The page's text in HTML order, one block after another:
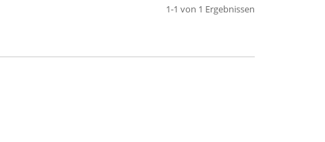
1-1 von 1 Ergebnissen